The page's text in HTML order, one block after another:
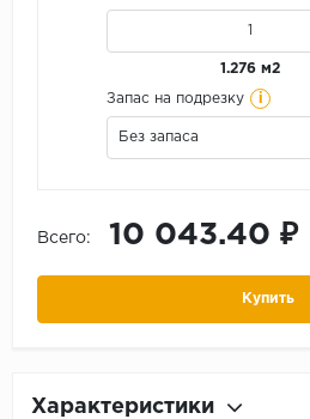
1.276 м2
Запас на подрезку i
Без запаса
Всего: 10 043.40 ₽
Купить
Характеристики